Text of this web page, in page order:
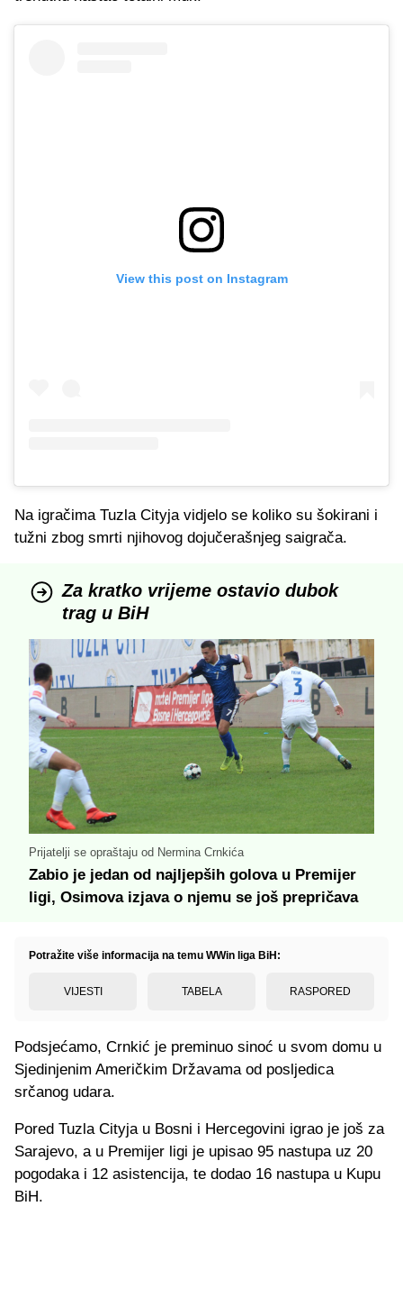
View this post on Instagram
Na igračima Tuzla Cityja vidjelo se koliko su šokirani i
tužni zbog smrti njihovog dojučerašnjeg saigrača.
Za kratko vrijeme ostavio dubok
trag u BiH
Prijatelji se opraštaju od Nermina Crnkića
Zabio je jedan od najljepših golova u Premijer
ligi, Osimova izjava o njemu se još prepričava
Potražite više informacija na temu WWin liga BiH:
VIJESTI TABELA RASPORED
Podsjećamo, Crnkić je preminuo sinoć u svom domu u
Sjedinjenim Američkim Državama od posljedica
srčanog udara.
Pored Tuzla Cityja u Bosni i Hercegovini igrao je još za
Sarajevo, a u Premijer ligi je upisao 95 nastupa uz 20
pogodaka i 12 asistencija, te dodao 16 nastupa u Kupu
BiH.